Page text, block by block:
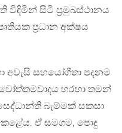
විඳිමින් සිටි ප‍්‍රමුඛස්ථානය
ප‍්‍රධාන අක්ෂය
අවැසි සහයෝගීතා පදනම
හරහා තමන්
බැම්මක් සකසා
ඒ සමගම, පොදු